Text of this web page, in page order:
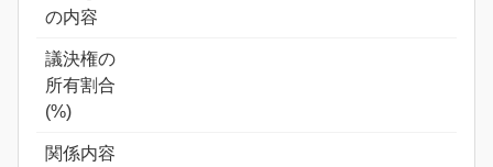
の内容
議決権の
所有割合
(%)
関係内容